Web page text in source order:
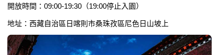
開放時間：09:00-19:30（19:00停止入園）
地址：西藏自治區日喀則市桑珠孜區尼色日山坡上